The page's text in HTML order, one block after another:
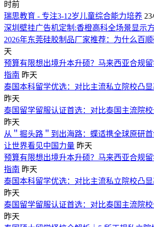
时前
瑞思教育 - 专注3-12岁儿童综合能力培养
深圳壁挂广告机定制:香橙高科全场景显示
2026年东莞硅胶制品厂家推荐：为什么百
天
预算有限想出境升本升硕？马来西亚合规
指南 昨天
泰国本科留学优选：对比主流私立院校凸
昨天
泰国留学留服认证首选：对比泰国主流院
昨天
从＂掘头路＂到出海路：蝶适携全球原研首
让世界看见中国力量 昨天
预算有限想出境升本升硕？马来西亚合规
指南 昨天
泰国本科留学优选：对比主流私立院校凸
昨天
泰国留学留服认证首选：对比泰国主流院
昨天